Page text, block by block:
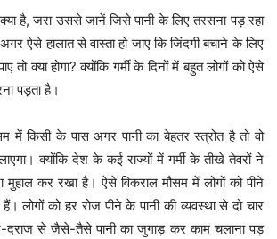
है, जरा उससे जानें जिसे पानी के लिए तरसना पड़ रहा
ऐसे हालात से वास्ता हो जाए कि जिंदगी बचाने के लिए
तो क्या होगा? क्योंकि गर्मी के दिनों में बहुत लोगों को ऐसे
पड़ता है।
में किसी के पास अगर पानी का बेहतर स्त्रोत है तो वो
क्योंकि देश के कई राज्यों में गर्मी के तीखे तेवरों ने
कर रखा है। ऐसे विकराल मौसम में लोगों को पीने
लोगों को हर रोज पीने के पानी की व्यवस्था से दो चार
दराज से जैसे-तैसे पानी का जुगाड़ कर काम चलाना पड़